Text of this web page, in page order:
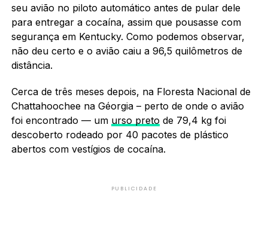
seu avião no piloto automático antes de pular dele
para entregar a cocaína, assim que pousasse com
segurança em Kentucky. Como podemos observar,
não deu certo e o avião caiu a 96,5 quilômetros de
distância.
Cerca de três meses depois, na Floresta Nacional de
Chattahoochee na Géorgia – perto de onde o avião
foi encontrado — um urso preto de 79,4 kg foi
descoberto rodeado por 40 pacotes de plástico
abertos com vestígios de cocaína.
PUBLICIDADE